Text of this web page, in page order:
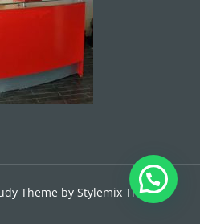
Theme by Stylemix Themes